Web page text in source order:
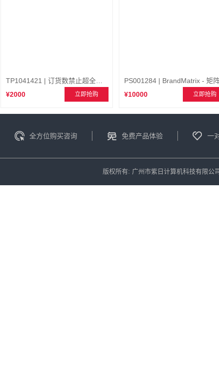
¥2000
立即抢购
PS001284 | BrandMatrix - 矩
¥10000
立即抢购
全方位购买咨询 免费产品体验 一
版权所有: 广州市紫日计算机科技有限公